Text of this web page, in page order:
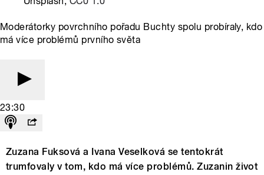
Moderátorky povrchního pořadu Buchty spolu probíraly, kdo
má více problémů prvního světa
23:30
Zuzana Fuksová a Ivana Veselková se tentokrát
trumfovaly v tom, kdo má více problémů. Zuzanin život